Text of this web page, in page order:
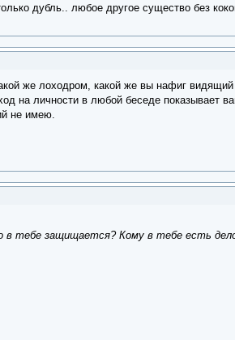
дубль.. любое другое существо без
же лоходром, какой же вы нафиг
на личности в любой беседе показывает
не имею.
тебе защищается? Кому в тебе есть